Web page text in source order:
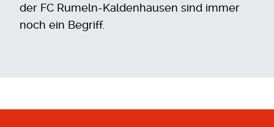
der FC Rumeln-Kaldenhausen sind immer
noch ein Begriff.